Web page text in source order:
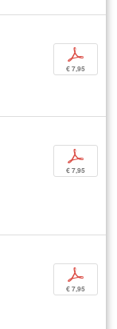
p
€ 7,95
p
€ 7,95
p
€ 7,95